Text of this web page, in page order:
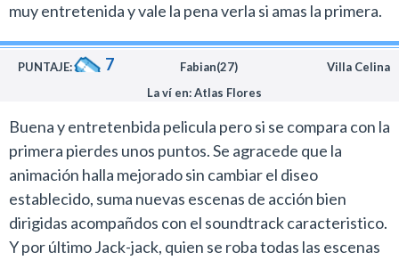
muy entretenida y vale la pena verla si amas la primera.
PUNTAJE: 7 Fabian(27)
Villa Celina
La ví en: Atlas Flores
Buena y entretenbida pelicula pero si se compara con la
primera pierdes unos puntos. Se agracede que la
animación halla mejorado sin cambiar el diseo
establecido, suma nuevas escenas de acción bien
dirigidas acompañdos con el soundtrack caracteristico.
Y por último Jack-jack, quien se roba todas las escenas